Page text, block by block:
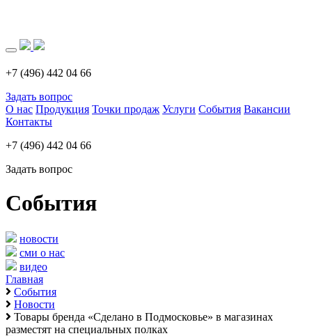
+7 (496) 442 04 66
Задать вопрос
О нас Продукция Точки продаж Услуги События Вакансии
Контакты
+7 (496) 442 04 66
Задать вопрос
События
новости
сми о нас
видео
Главная
События
Новости
Товары бренда «Сделано в Подмосковье» в магазинах
разместят на специальных полках